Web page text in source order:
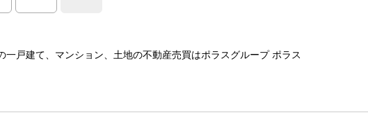
戸建て、マンション、土地の不動産売買はポラスグループ ポラス